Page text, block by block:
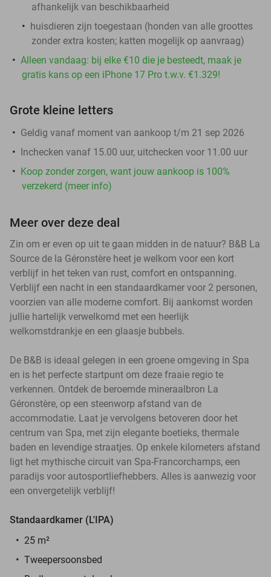
afhankelijk van beschikbaarheid
huisdieren zijn toegestaan (honden van alle groottes
zonder extra kosten; katten mogelijk op aanvraag)
Alleen vandaag: bij elke €10 die je besteedt, maak je
gratis kans op een iPhone 17 Pro t.w.v. €1.329!
Grote kleine letters
Geldig vanaf moment van aankoop t/m 21 sep 2026
Inchecken vanaf 15.00 uur, uitchecken voor 11.00 uur
Koop zonder zorgen, want jouw aankoop is 100%
verzekerd (meer info)
Meer over deze deal
Zin om er even op uit te gaan midden in de natuur? B&B La
Source de la Géronstère heet je welkom voor een kort
verblijf in het teken van rust, comfort en ontspanning.
Verblijf een nacht in een standaardkamer voor 2 personen,
voorzien van alle moderne comfort. Bij aankomst worden
jullie hartelijk verwelkomd met een heerlijk
welkomstdrankje en een glaasje bubbels.
De B&B is ideaal gelegen in een groene omgeving in Spa
en is het perfecte startpunt om deze fraaie regio te
verkennen. Ontdek de beroemde mineraalbron La
Géronstère, op een steenworp afstand van de
accommodatie. Laat je vervolgens betoveren door het
centrum van Spa, met zijn elegante boetieks, thermale
baden en levendige straatjes. Op enkele kilometers afstand
ligt het mythische circuit van Spa-Francorchamps, een
paradijs voor autosportliefhebbers. Alles is aanwezig voor
een onvergetelijk verblijf!
Standaardkamer (L'IPA)
25 m²
Tweepersoonsbed